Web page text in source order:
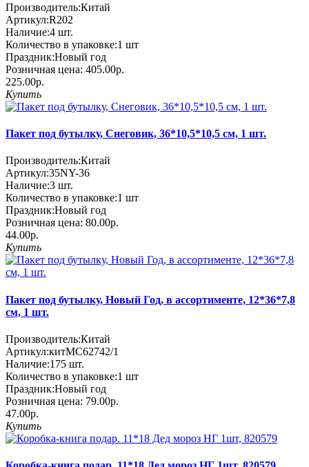
Производитель:Китай
Артикул:R202
Наличие:4 шт.
Количество в упаковке:1 шт
Праздник:Новый год
Розничная цена: 405.00р.
225.00р.
Купить
Пакет под бутылку, Снеговик, 36*10,5*10,5 см, 1 шт.
Производитель:Китай
Артикул:35NY-36
Наличие:3 шт.
Количество в упаковке:1 шт
Праздник:Новый год
Розничная цена: 80.00р.
44.00р.
Купить
Пакет под бутылку, Новый Год, в ассортименте, 12*36*7,8
см, 1 шт.
Производитель:Китай
Артикул:китМС62742/1
Наличие:175 шт.
Количество в упаковке:1 шт
Праздник:Новый год
Розничная цена: 79.00р.
47.00р.
Купить